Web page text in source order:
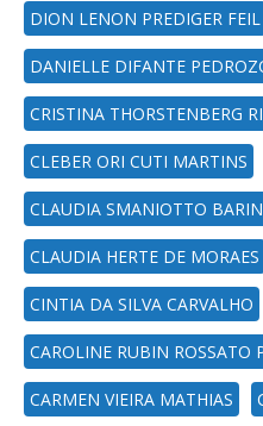
DION LENON PREDIGER FEIL
DANIELLE DIFANTE
CRISTINA THORSTENBERG
CLEBER ORI CUTI MARTINS
CLAUDIA SMANIOTTO BARIN
CLAUDIA HERTE DE MORAES
CINTIA DA SILVA CARVALHO
CAROLINE RUBIN ROSSATO
CARMEN VIEIRA MATHIAS